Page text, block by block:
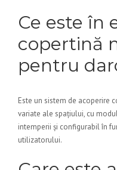
Ce este în
copertină
pentru
Este un sistem de acoperire
variate ale spațiului, cu
intemperii și configurabil în
utilizatorului.